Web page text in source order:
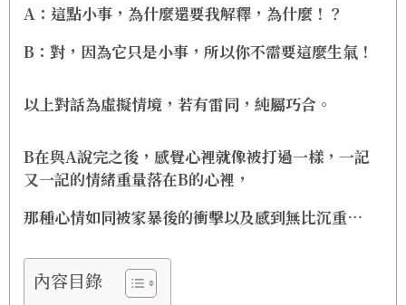
A：這點小事，為什麼還要我解釋，為什麼！？
B：對，因為它只是小事，所以你不需要這麼生氣！
以上對話為虛擬情境，若有雷同，純屬巧合。
B在與A說完之後，感覺心裡就像被打過一樣，一記
又一記的情緒重量落在B的心裡，
那種心情如同被家暴後的衝擊以及感到無比沉重…
內容目錄